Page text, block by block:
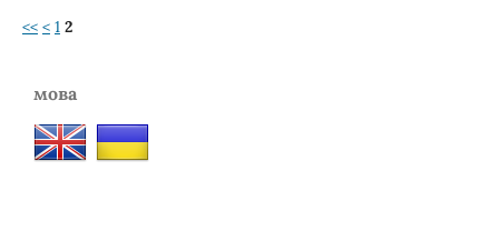
<< < 1 2
мова